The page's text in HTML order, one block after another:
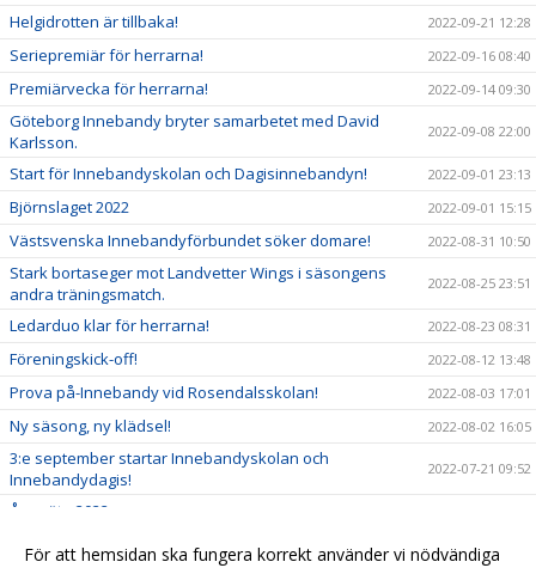
Helgidrotten är tillbaka! 2022-09-21 12:28
Seriepremiär för herrarna! 2022-09-16 08:40
Premiärvecka för herrarna! 2022-09-14 09:30
Göteborg Innebandy bryter samarbetet med David
Karlsson.
2022-09-08 22:00
Start för Innebandyskolan och Dagisinnebandyn! 2022-09-01 23:13
Björnslaget 2022 2022-09-01 15:15
Västsvenska Innebandyförbundet söker domare! 2022-08-31 10:50
Stark bortaseger mot Landvetter Wings i säsongens
andra träningsmatch.
2022-08-25 23:51
Ledarduo klar för herrarna! 2022-08-23 08:31
Föreningskick-off! 2022-08-12 13:48
Prova på-Innebandy vid Rosendalsskolan! 2022-08-03 17:01
Ny säsong, ny klädsel! 2022-08-02 16:05
3:e september startar Innebandyskolan och
Innebandydagis!
2022-07-21 09:52
Årsmöte 2022.
GDC 2022 inställt 2022-06-05 10:28
För att hemsidan ska fungera korrekt använder vi nödvändiga